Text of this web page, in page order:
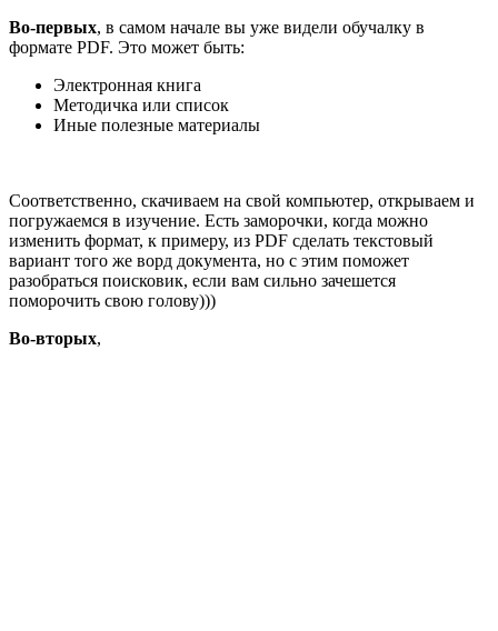
Во-первых, в самом начале вы уже видели обучалку в
формате PDF. Это может быть:
Электронная книга
Методичка или список
Иные полезные материалы
Соответственно, скачиваем на свой компьютер, открываем и
погружаемся в изучение. Есть заморочки, когда можно
изменить формат, к примеру, из PDF сделать текстовый
вариант того же ворд документа, но с этим поможет
разобраться поисковик, если вам сильно зачешется
поморочить свою голову)))
Во-вторых,